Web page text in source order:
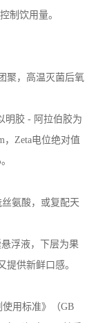
制饮用量。
聚，高温灭菌后氧
明胶 - 阿拉伯胶为
， Zeta电位绝对值
。
氨酸，或复配天
浮液，下层为果
提供新鲜口感。
用标准》（GB